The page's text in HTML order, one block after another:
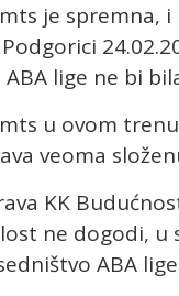
mts je
lige ne bi
mts u ovom
veoma
KK
ne dogodi, u
ABA